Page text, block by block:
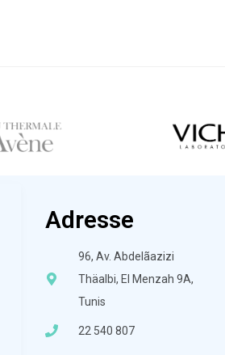
Adresse
96, Av. Abdelãazizi
Thäalbi, El Menzah 9A,
Tunis
22 540 807